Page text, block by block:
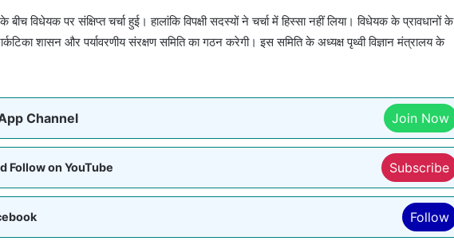
विधेयक पर संक्षिप्त चर्चा हुई। हालांकि विपक्षी सदस्यों ने चर्चा में हिस्सा नहीं लिया। विधेयक के प्रावधानों के
शासन और पर्यावरणीय संरक्षण समिति का गठन करेगी। इस समिति के अध्यक्ष पृथ्वी विज्ञान मंत्रालय के
Channel Join Now
Follow on YouTube Subscribe
Follow